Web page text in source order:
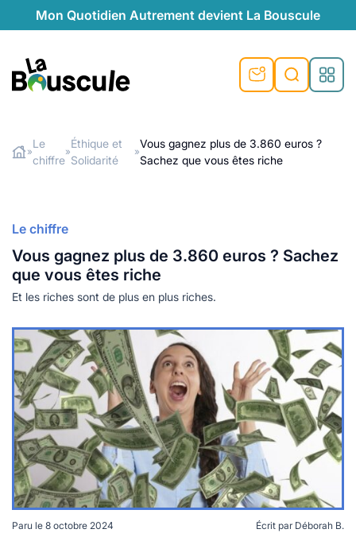
Mon Quotidien Autrement devient La Bouscule
au naturel
végétariennes
locales
durables
naturelle
naturel
de recyclage
témoignages
responsables
douce
Rechercher
»
Le
chiffre
»
Éthique et
Solidarité
»
Vous gagnez plus de 3.860 euros ?
Sachez que vous êtes riche
Le chiffre
Vous gagnez plus de 3.860 euros ? Sachez
que vous êtes riche
Et les riches sont de plus en plus riches.
Paru le 8 octobre 2024
Écrit par Déborah B.